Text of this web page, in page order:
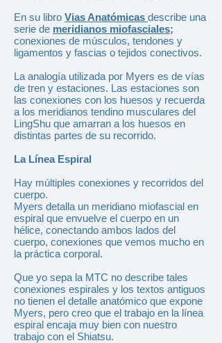
En su libro Vias Anatómicas describe una
serie de meridianos miofasciales;
conexiones de músculos, tendones y
ligamentos y fascias o tejidos conectivos.
La analogía utilizada por Myers es de vías
de tren y estaciones. Las estaciones son
las conexiones con los huesos y recuerda
a los meridianos tendino musculares del
LingShu que amarran a los huesos en
distintas partes de su recorrido.
La Línea Espiral
Hay múltiples conexiones y recorridos del
cuerpo.
Myers detalla un meridiano miofascial en
espiral que envuelve el cuerpo en un
hélice, conectando ambos lados del
cuerpo, conexiones que vemos mucho en
la práctica corporal.
Que yo sepa la MTC no describe tales
conexiones espirales y los textos antiguos
no tienen el detalle anatómico que expone
Myers, pero creo que el trabajo en la línea
espiral encaja muy bien con nuestro
trabajo con el Shiatsu.